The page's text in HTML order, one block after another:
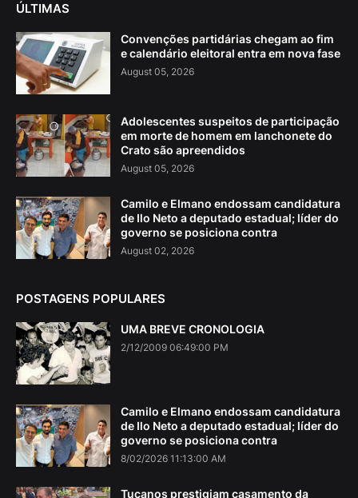
ÚLTIMAS
Convenções partidárias chegam ao fim
e calendário eleitoral entra em nova fase
August 05, 2026
Adolescentes suspeitos de participação
em morte de homem em lanchonete do
Crato são apreendidos
August 05, 2026
Camilo e Elmano endossam candidatura
de Ilo Neto a deputado estadual; líder do
governo se posiciona contra
August 02, 2026
POSTAGENS POPULARES
UMA BREVE CRONOLOGIA
2/12/2009 06:49:00 PM
Camilo e Elmano endossam candidatura
de Ilo Neto a deputado estadual; líder do
governo se posiciona contra
8/02/2026 11:13:00 AM
Tucanos prestigiam casamento da